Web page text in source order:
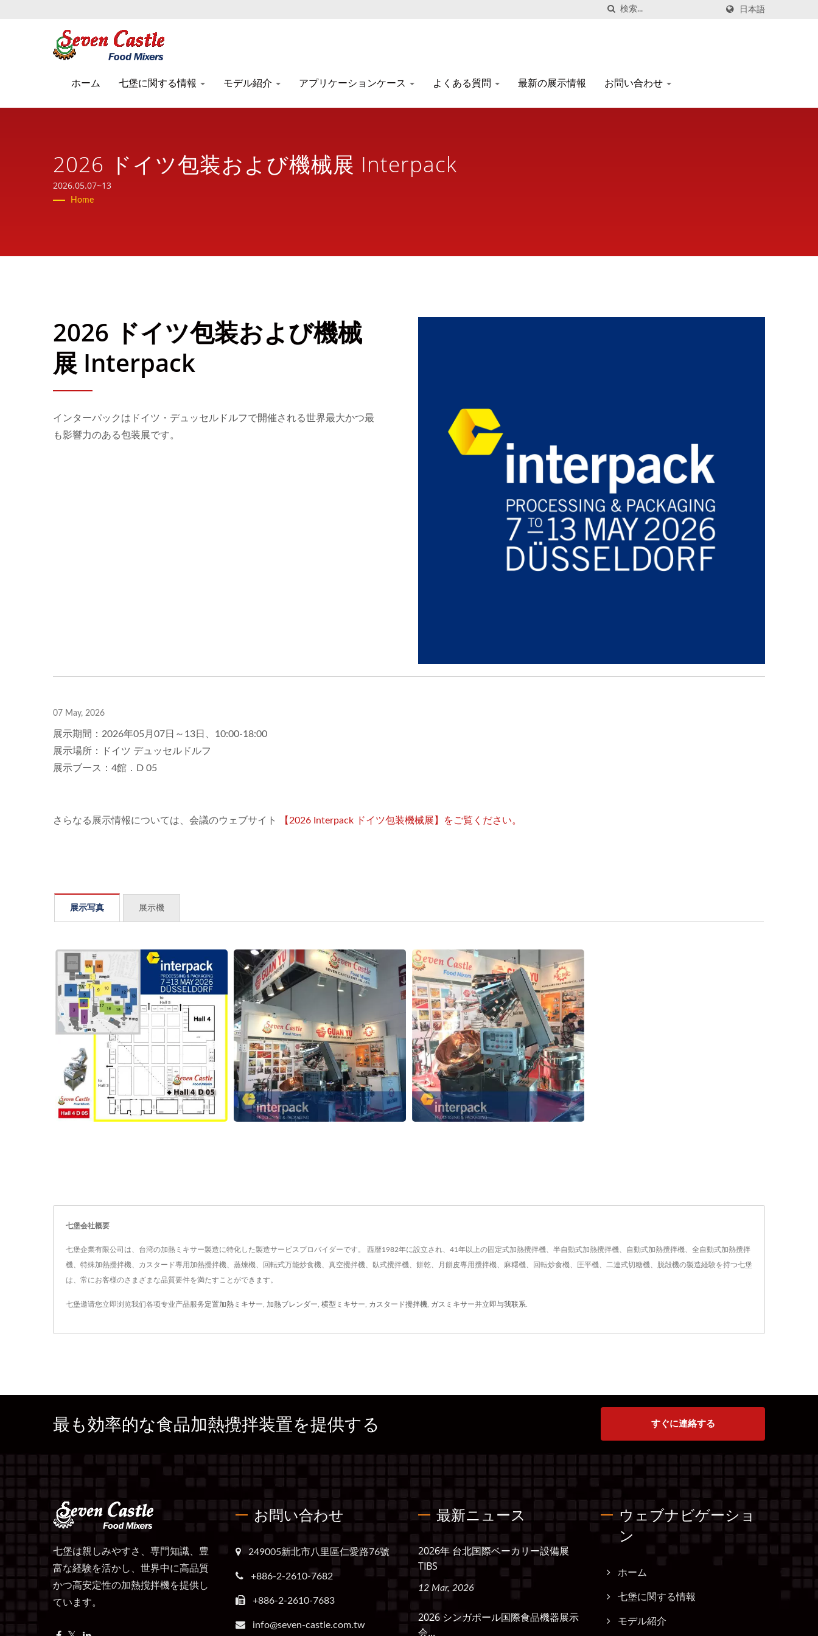
日本語
ホーム 七堡に関する情報 モデル紹介 アプリケーションケース よくある質問 最新の展示情報 お問い合わせ
2026 ドイツ包装および機械展 Interpack
2026.05.07~13
Home
2026 ドイツ包装および機械
展 Interpack
インターパックはドイツ・デュッセルドルフで開催される世界最大かつ最
も影響力のある包装展です。
07 May, 2026
展示期間：2026年05月07日～13日、10:00-18:00
展示場所：ドイツ デュッセルドルフ
展示ブース：4館．D 05
さらなる展示情報については、会議のウェブサイト 【2026 Interpack ドイツ包装機械展】をご覧ください。
展示写真 展示機
七堡会社概要
七堡企業有限公司は、台湾の加熱ミキサー製造に特化した製造サービスプロバイダーです。 西暦1982年に設立され、41年以上の固定式加熱攪拌機、半自動式加熱攪拌機、自動式加熱攪拌機、全自動式加熱攪拌
機、特殊加熱攪拌機、カスタード専用加熱攪拌機、蒸煉機、回転式万能炒食機、真空攪拌機、臥式攪拌機、餅乾、月餅皮専用攪拌機、麻糬機、回転炒食機、圧平機、二連式切糖機、脱殻機の製造経験を持つ七堡
は、常にお客様のさまざまな品質要件を満たすことができます。
七堡邀请您立即浏览我们各项专业产品服务定置加熱ミキサー 加熱ブレンダー 横型ミキサー カスタード攪拌機 ガスミキサー并立即与我联系
最も効率的な食品加熱攪拌装置を提供する すぐに連絡する
七堡は親しみやすさ、専門知識、豊
富な経験を活かし、世界中に高品質
かつ高安定性の加熱撹拌機を提供し
ています。
お問い合わせ
249005新北市八里區仁愛路76號
+886-2-2610-7682
+886-2-2610-7683
info@seven-castle.com.tw
最新ニュース
2026年 台北国際ベーカリー設備展
TIBS
12 Mar, 2026
2026 シンガポール国際食品機器展示
会...
ウェブナビゲーショ
ン
ホーム
七堡に関する情報
モデル紹介